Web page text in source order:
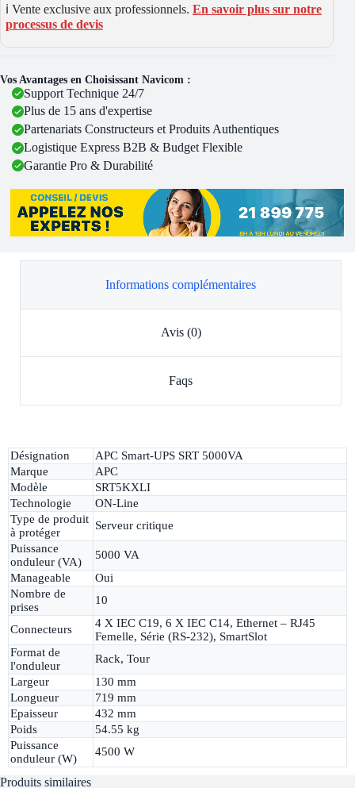
ℹ️ Vente exclusive aux professionnels. En savoir plus sur notre
processus de devis
Vos Avantages en Choisissant Navicom :
Support Technique 24/7
Plus de 15 ans d'expertise
Partenariats Constructeurs et Produits Authentiques
Logistique Express B2B & Budget Flexible
Garantie Pro & Durabilité
Informations complémentaires
Avis (0)
Faqs
Désignation
APC Smart-UPS SRT 5000VA
Marque
APC
Modèle
SRT5KXLI
Technologie
ON-Line
Type de produit
à protéger
Serveur critique
Puissance
onduleur (VA)
5000 VA
Manageable
Oui
Nombre de
prises
10
Connecteurs
4 X IEC C19, 6 X IEC C14, Ethernet – RJ45
Femelle, Série (RS-232), SmartSlot
Format de
l'onduleur
Rack, Tour
Largeur
130 mm
Longueur
719 mm
Epaisseur
432 mm
Poids
54.55 kg
Puissance
onduleur (W)
4500 W
Produits similaires